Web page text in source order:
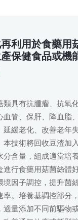
利用於食藥用
保健食品或機
具有抗腫瘤、抗氧
血管、保肝、降血脂
延緩老化、改善老年
本技術將回收豆渣加
分含量，組成適當培
進行食藥用菇菌絲體
境因子調控，提升菌
率。培養基調控部分
適量添加不同前驅物